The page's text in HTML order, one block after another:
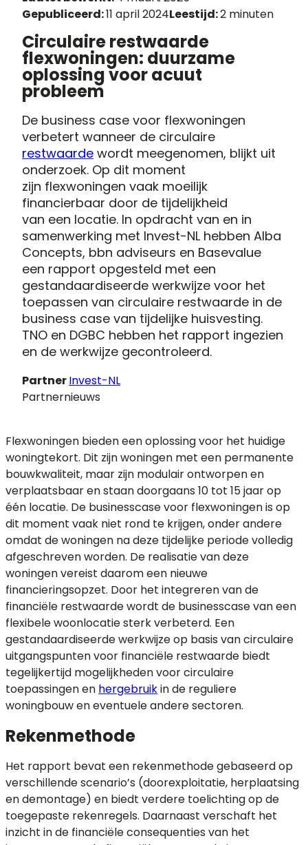
Gepubliceerd:11 april 2024Leestijd:2 minuten
Circulaire restwaarde
flexwoningen: duurzame
oplossing voor acuut
probleem
De business case voor flexwoningen
verbetert wanneer de circulaire
restwaarde wordt meegenomen, blijkt uit
onderzoek. Op dit moment
zijn flexwoningen vaak moeilijk
financierbaar door de tijdelijkheid
van een locatie. In opdracht van en in
samenwerking met Invest-NL hebben Alba
Concepts, bbn adviseurs en Basevalue
een rapport opgesteld met een
gestandaardiseerde werkwijze voor het
toepassen van circulaire restwaarde in de
business case van tijdelijke huisvesting.
TNO en DGBC hebben het rapport ingezien
en de werkwijze gecontroleerd.
PartnerInvest-NL
Partnernieuws
Flexwoningen bieden een oplossing voor het huidige
woningtekort. Dit zijn woningen met een permanente
bouwkwaliteit, maar zijn modulair ontworpen en
verplaatsbaar en staan doorgaans 10 tot 15 jaar op
één locatie. De businesscase voor flexwoningen is op
dit moment vaak niet rond te krijgen, onder andere
omdat de woningen na deze tijdelijke periode volledig
afgeschreven worden. De realisatie van deze
woningen vereist daarom een nieuwe
financieringsopzet. Door het integreren van de
financiële restwaarde wordt de businesscase van een
flexibele woonlocatie sterk verbeterd. Een
gestandaardiseerde werkwijze op basis van circulaire
uitgangspunten voor financiële restwaarde biedt
tegelijkertijd mogelijkheden voor circulaire
toepassingen en hergebruikin de reguliere
woningbouw en eventuele andere sectoren.
Rekenmethode
Het rapport bevat een rekenmethode gebaseerd op
verschillende scenario’s (doorexploitatie, herplaatsing
en demontage) en biedt verdere toelichting op de
toegepaste rekenregels. Daarnaast verschaft het
inzicht in de financiële consequenties van het